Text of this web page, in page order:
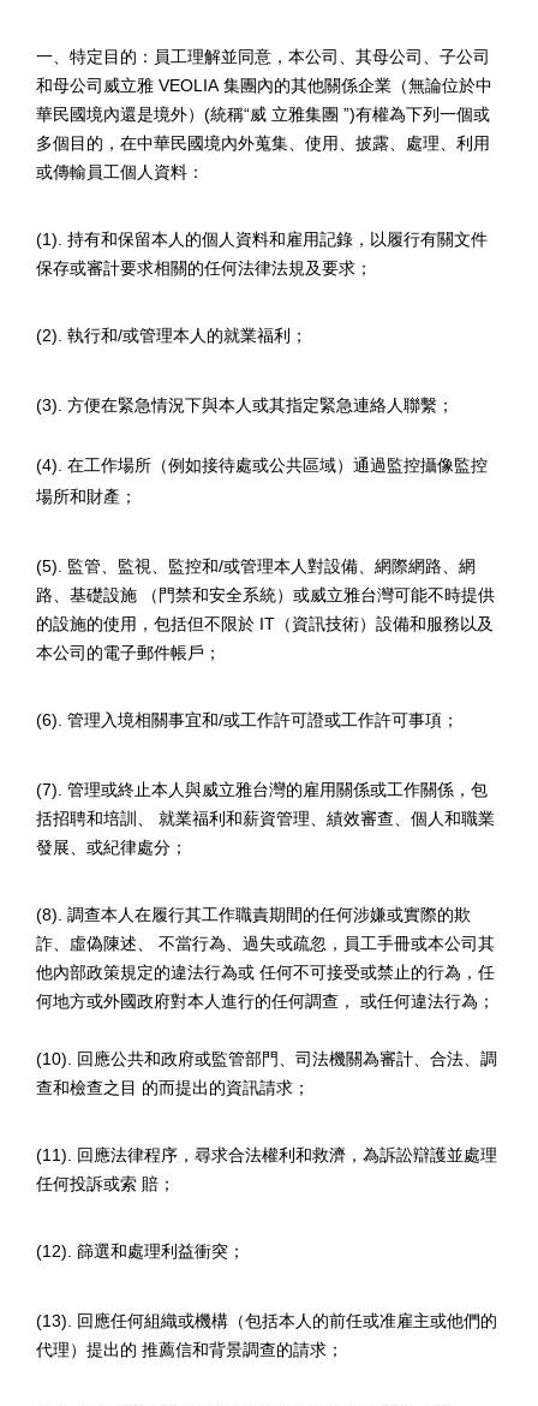
一、特定目的：員工理解並同意，本公司、其母公司、子公司
和母公司威立雅 VEOLIA 集團內的其他關係企業（無論位於中
華民國境內還是境外） (統稱“威 立雅集團 ”)有權為下列一個或
多個目的，在中華民國境內外蒐集、使用、披露、處理、利用
或傳輸員工個人資料：
(1). 持有和保留本人的個人資料和雇用記錄，以履行有關文件
保存或審計要求相關的任何法律法規及要求；
(2). 執行和/或管理本人的就業福利；
(3). 方便在緊急情況下與本人或其指定緊急連絡人聯繫；
(4). 在工作場所（例如接待處或公共區域）通過監控攝像監控
場所和財產；
(5). 監管、監視、監控和/或管理本人對設備、網際網路、網
路、基礎設施 （門禁和安全系統）或威立雅台灣可能不時提供
的設施的使用，包括但不限於 IT （資訊技術）設備和服務以及
本公司的電子郵件帳戶；
(6). 管理入境相關事宜和/或工作許可證或工作許可事項；
(7). 管理或終止本人與威立雅台灣的雇用關係或工作關係，包
括招聘和培訓、 就業福利和薪資管理、績效審查、個人和職業
發展、或紀律處分；
(8). 調查本人在履行其工作職責期間的任何涉嫌或實際的欺
詐、虛偽陳述、 不當行為、過失或疏忽，員工手冊或本公司其
他內部政策規定的違法行為或 任何不可接受或禁止的行為，任
何地方或外國政府對本人進行的任何調查， 或任何違法行為；
(10). 回應公共和政府或監管部門、司法機關為審計、合法、調
查和檢查之目 的而提出的資訊請求；
(11). 回應法律程序，尋求合法權利和救濟，為訴訟辯護並處理
任何投訴或索 賠；
(12). 篩選和處理利益衝突；
(13). 回應任何組織或機構（包括本人的前任或准雇主或他們的
代理）提出的 推薦信和背景調查的請求；